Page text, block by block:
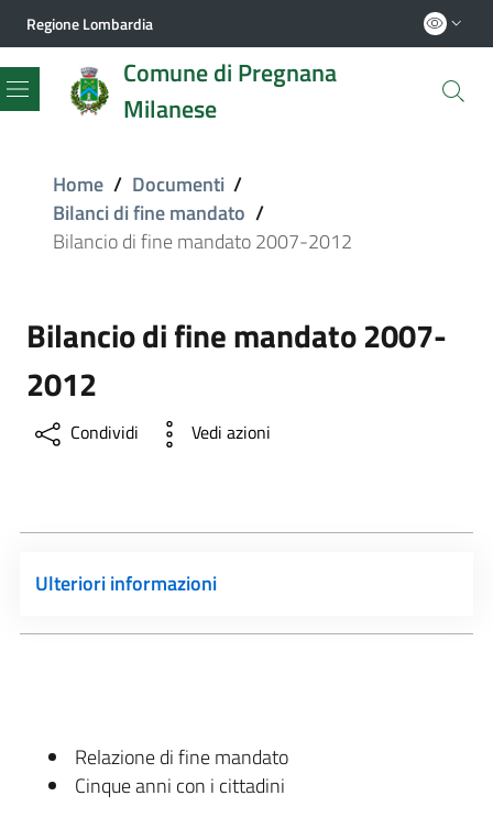
Regione Lombardia
Comune di Pregnana
Milanese
Menu
Home / Documenti /
Bilanci di fine mandato /
Bilancio di fine mandato 2007-2012
Bilancio di fine mandato 2007-
2012
Condividi Vedi azioni
Ulteriori informazioni
Relazione di fine mandato
Cinque anni con i cittadini